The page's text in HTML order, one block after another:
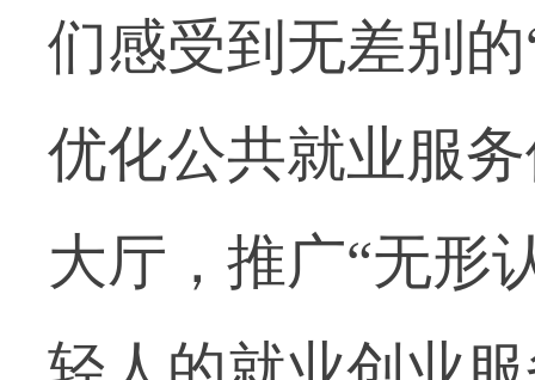
们感受到无差别
优化公共就业服
大厅，推广“无形